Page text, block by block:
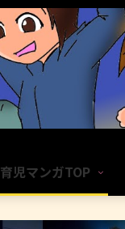
育児マンガTOP